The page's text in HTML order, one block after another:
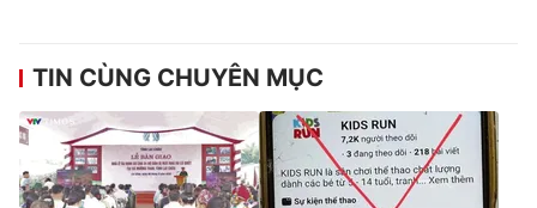
TIN CÙNG CHUYÊN MỤC